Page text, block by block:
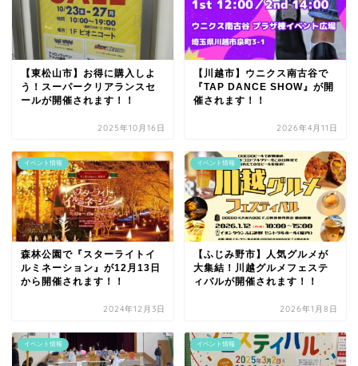
【東松山市】お得に購入しよ
う！スーパークリアランスセ
ールが開催されます！！
2025年10月16日
【川越市】ウニクス南古谷で
『TAP DANCE SHOW』が開
催されます！！
2026年4月11日
イベント情報
森林公園で『スターライトイ
ルミネーション』が12月13日
から開催されます！！
2024年12月3日
イベント情報
【ふじみ野市】人気グルメが
大集結！川越グルメフェステ
ィバルが開催されます！！
2026年1月8日
イベント情報 イベント情報